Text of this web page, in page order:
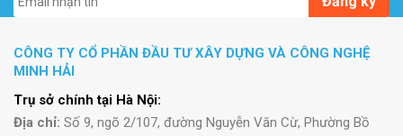
CÔNG TY CỔ PHẦN ĐẦU TƯ XÂY DỰNG VÀ CÔNG NGHỆ
MINH HẢI
Trụ sở chính tại Hà Nội:
Địa chỉ: Số 9, ngõ 2/107, đường Nguyễn Văn Cừ, Phường Bồ